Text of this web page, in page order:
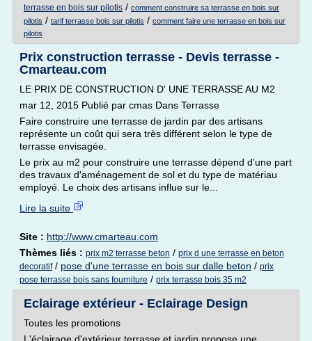
terrasse en bois sur pilotis / comment construire sa terrasse en bois sur
pilotis / tarif terrasse bois sur pilotis / comment faire une terrasse en bois sur
pilotis
Prix construction terrasse - Devis terrasse -
Cmarteau.com
LE PRIX DE CONSTRUCTION D' UNE TERRASSE AU M2
mar 12, 2015 Publié par cmas Dans Terrasse
Faire construire une terrasse de jardin par des artisans
représente un coût qui sera très différent selon le type de
terrasse envisagée.
Le prix au m2 pour construire une terrasse dépend d'une part
des travaux d'aménagement de sol et du type de matériau
employé. Le choix des artisans influe sur le...
Lire la suite
Site : http://www.cmarteau.com
Thèmes liés : prix m2 terrasse beton / prix d une terrasse en beton
decoratif/ pose d'une terrasse en bois sur dalle beton / prix
pose terrasse bois sans fourniture / prix terrasse bois 35 m2
Eclairage extérieur - Eclairage Design
Toutes les promotions